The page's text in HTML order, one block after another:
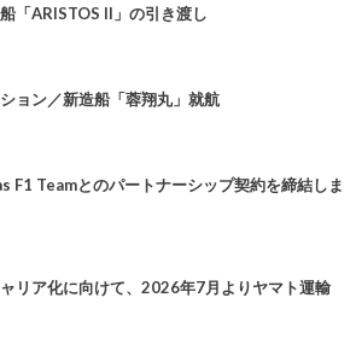
「ARISTOS II」の引き渡し
ョン／新造船「蓉翔丸」就航
F1 Teamとのパートナーシップ契約を締結しま
ャリア化に向けて、2026年7月よりヤマト運輸